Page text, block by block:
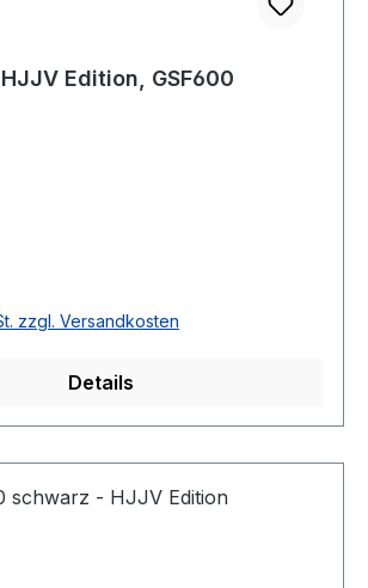
Edition, GSF600
zzgl. Versandkosten
Details